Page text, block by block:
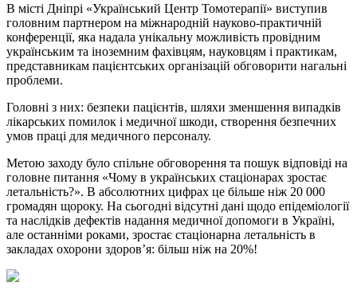
В місті Дніпрі «Український Центр Томотерапії» виступив
головним партнером на міжнародній науково-практичній
конференції, яка надала унікальну можливість провідним
українським та іноземним фахівцям, науковцям і практикам,
представникам пацієнтських організацій обговорити нагальні
проблеми.
Головні з них: безпеки пацієнтів, шляхи зменшення випадків
лікарських помилок і медичної шкоди, створення безпечних
умов праці для медичного персоналу.
Метою заходу було спільне обговорення та пошук відповіді на
головне питання «Чому в українських стаціонарах зростає
летальність?». В абсолютних цифрах це більше ніж 20 000
громадян щороку. На сьогодні відсутні дані щодо епідеміології
та наслідків дефектів надання медичної допомоги в Україні,
але останніми роками, зростає стаціонарна летальність в
закладах охорони здоров’я: більш ніж на 20%!